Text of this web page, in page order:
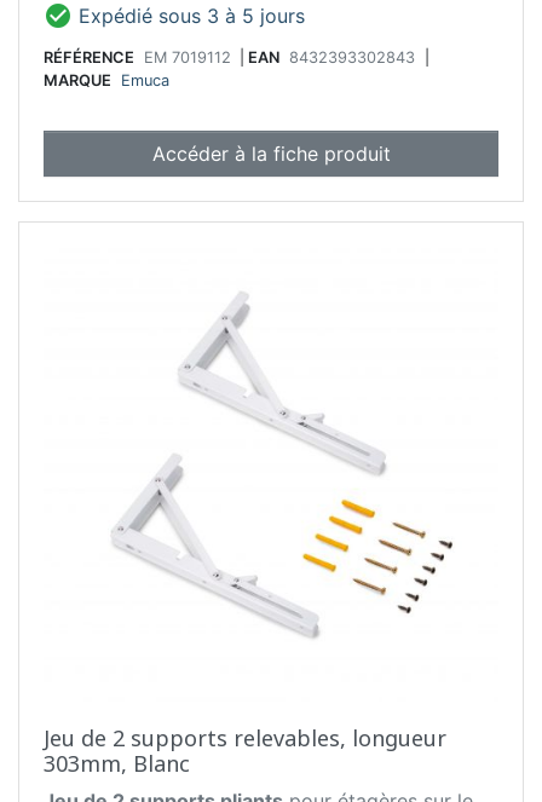
 Expédié sous 3 à 5 jours
RÉFÉRENCE EM 7019112 EAN 8432393302843
MARQUE
Emuca
Accéder à la fiche produit
Jeu de 2 supports relevables, longueur
303mm, Blanc